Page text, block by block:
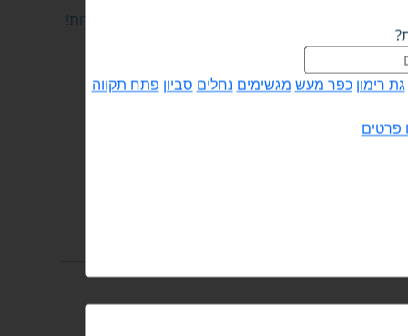
העיר בה רוצים לקבל שירות!
גת רימון כפר מעש מגשימים נחלים סביון פתח תקווה
פרטים